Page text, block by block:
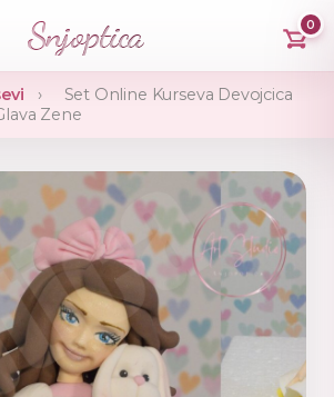
Snjoptica 0
›
Set Online Kurseva Devojcica
Zene